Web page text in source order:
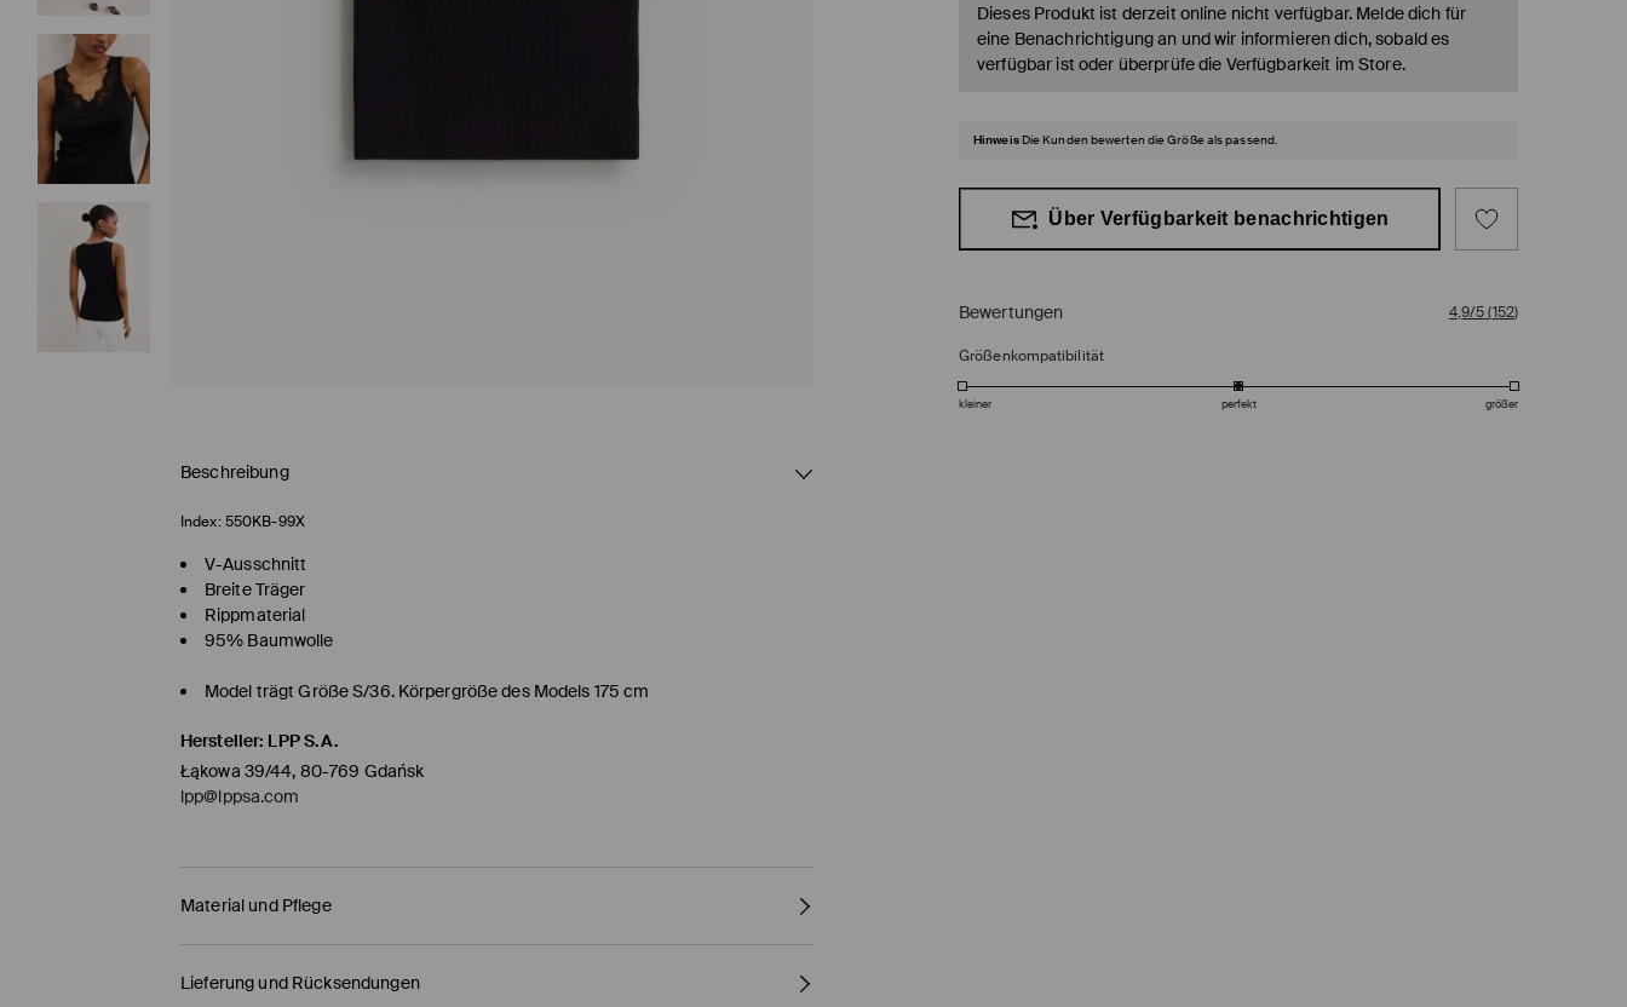
Dieses Produkt ist derzeit online nicht verfügbar. Melde dich für
eine Benachrichtigung an und wir informieren dich, sobald es
verfügbar ist oder überprüfe die Verfügbarkeit im Store.
Hinweis Die Kunden bewerten die Größe als passend.
Über Verfügbarkeit benachrichtigen
Bewertungen 4,9/5(152)
Größenkompatibilität
kleiner perfekt größer
Beschreibung
Index: 550KB-99X
V-Ausschnitt
Breite Träger
Rippmaterial
95% Baumwolle
Model trägt Größe S/36. Körpergröße des Models 175 cm
Hersteller: LPP S.A.
Łąkowa 39/44, 80-769 Gdańsk
lpp@lppsa.com
Material und Pflege
ERSTER STOFF: 95% BAUMWOLLE, 5% ELASTHAN
Lieferung und Rücksendungen